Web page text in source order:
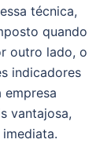
técnica,
quando
outro lado, o
indicadores
empresa
vantajosa,